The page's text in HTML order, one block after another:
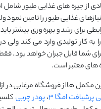
از جیره های غذایی طیور
غذایی طیور را تامین
برای رشد و بهره وری بیشتر
به کار تولیدی وارد می کند ولی
شما قابل جبران خواهد بود. فقط
های معتبر است.
مکمل ها از فروشگاه مرغابی
پرشیافت امگا 3 ، پودر چربی